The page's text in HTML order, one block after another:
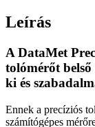
Leírás
A DataMet
tolómérőt
ki és
Ennek a precíziós
számítógépes